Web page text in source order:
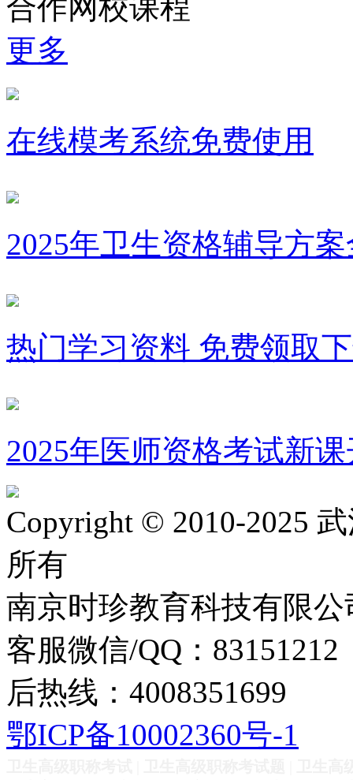
合作网校课程
更多
在线模考系统免费使用
2025年卫生资格辅导方
热门学习资料 免费领取
2025年医师资格考试新
Copyright © 2010-2025
所有
南京时珍教育科技有限
客服微信/QQ：
后热线：4008351699
鄂ICP备10002360号-1